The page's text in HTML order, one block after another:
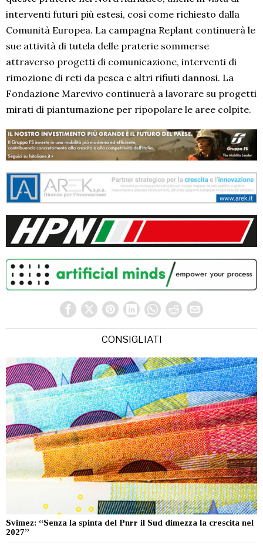
interventi futuri più estesi, così come richiesto dalla
Comunità Europea. La campagna Replant continuerà le
sue attività di tutela delle praterie sommerse
attraverso progetti di comunicazione, interventi di
rimozione di reti da pesca e altri rifiuti dannosi. La
Fondazione Marevivo continuerà a lavorare su progetti
mirati di piantumazione per ripopolare le aree colpite.
CONSIGLIATI
Svimez: “Senza la spinta del Pnrr il Sud dimezza la crescita nel
2027”